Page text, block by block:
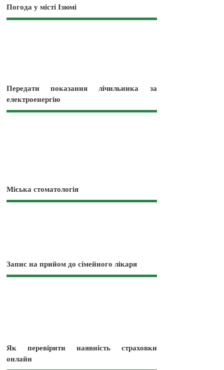
Погода у місті Ізюмі
Передати показання лічильника за
електроенергію
Міська стоматологія
Запис на прийом до сімейного лікаря
Як перевірити наявність страховки
онлайн